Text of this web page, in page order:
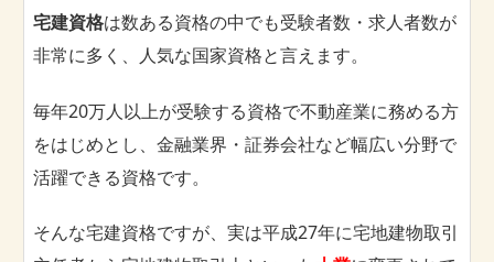
宅建資格は数ある資格の中でも受験者数・求人者数が
非常に多く、人気な国家資格と言えます。
毎年20万人以上が受験する資格で不動産業に務める方
をはじめとし、金融業界・証券会社など幅広い分野で
活躍できる資格です。
そんな宅建資格ですが、実は平成27年に宅地建物取引